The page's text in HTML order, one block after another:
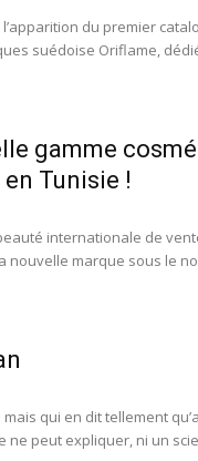
du premier
suédoise Oriflame,
gamme
Tunisie !
internationale de
nouvelle marque sous le
qui en dit tellement
ne peut expliquer, ni un